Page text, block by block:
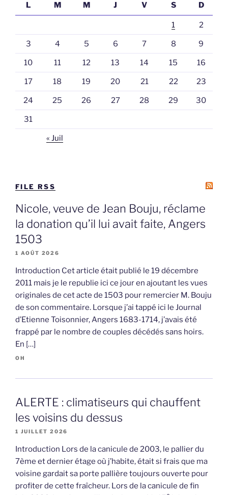
L
M M J V S D
1 2
3 4 5 6 7 8 9
10 11 12 13 14 15 16
17 18 19 20 21 22 23
24 25 26 27 28 29 30
31
« Juil
FILE RSS
Nicole, veuve de Jean Bouju, réclame
la donation qu’il lui avait faite, Angers
1503
1 AOÛT 2026
Introduction Cet article était publié le 19 décembre
2011 mais je le republie ici ce jour en ajoutant les vues
originales de cet acte de 1503 pour remercier M. Bouju
de son commentaire. Lorsque j’ai tappé ici le Journal
d’Etienne Toisonnier, Angers 1683-1714, j’avais été
frappé par le nombre de couples décédés sans hoirs.
En […]
OH
ALERTE : climatiseurs qui chauffent
les voisins du dessus
1 JUILLET 2026
Introduction Lors de la canicule de 2003, le pallier du
7ème et dernier étage où j’habite, était si frais que ma
voisine gardait sa porte pallière toujours ouverte pour
profiter de cette fraîcheur. Lors de la canicule de fin